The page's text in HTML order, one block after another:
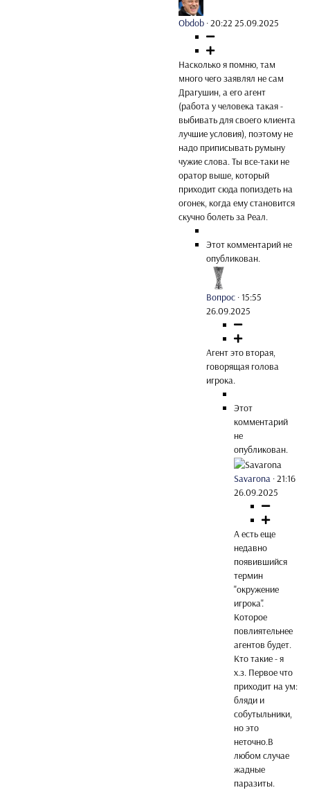
Obdob ·20:22 25.09.2025
Насколько я помню, там
много чего заявлял не сам
Драгушин, а его агент
(работа у человека такая -
выбивать для своего клиента
лучшие условия), поэтому не
надо приписывать румыну
чужие слова. Ты все-таки не
оратор выше, который
приходит сюда попиздеть на
огонек, когда ему становится
скучно болеть за Реал.
Этот комментарий не
опубликован.
Вопрос ·15:55
26.09.2025
Агент это вторая,
говорящая голова
игрока.
Этот
комментарий
не
опубликован.
Savarona ·21:16
26.09.2025
А есть еще
недавно
появившийся
термин
"окружение
игрока".
Которое
повлиятельнее
агентов будет.
Кто такие - я
х.з. Первое что
приходит на ум:
бляди и
собутыльники,
но это
неточно.В
любом случае
жадные
паразиты.